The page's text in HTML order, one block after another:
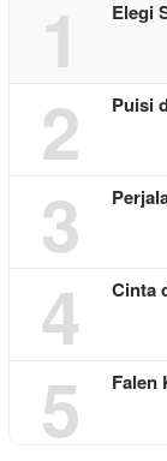
1 Elegi
2 Puisi
3
4 Cinta
5 Falen